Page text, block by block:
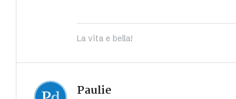
La vita e bella!
Paulie